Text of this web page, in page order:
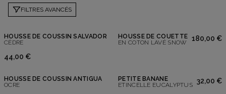
FILTRES AVANCÉS
HOUSSE DE COUSSIN SALVADOR
CÈDRE
44,00 €
HOUSSE DE COUETTE
EN COTON LAVÉ SNOW
180,00 €
HOUSSE DE COUSSIN ANTIGUA
OCRE
PETITE BANANE
ETINCELLE EUCALYPTUS 32,00 €